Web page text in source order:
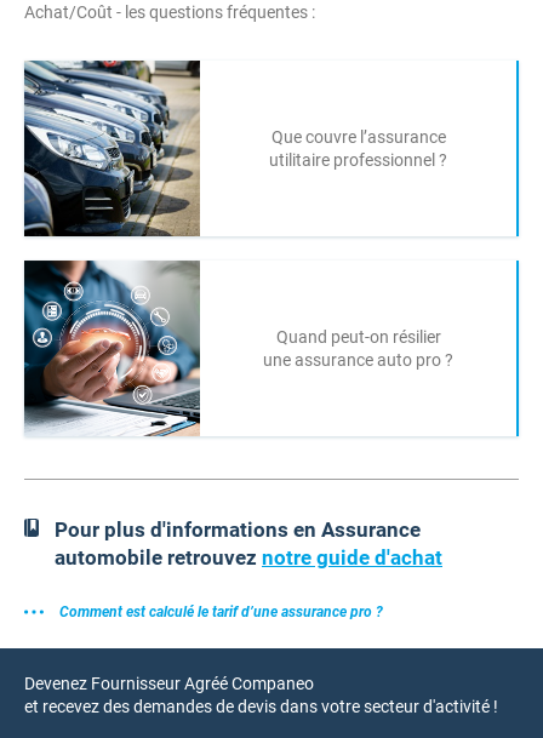
Achat/Coût - les questions fréquentes :
Que couvre l’assurance
utilitaire professionnel ?
Quand peut-on résilier
une assurance auto pro ?
Pour plus d'informations en Assurance
automobile retrouvez notre guide d'achat
Comment est calculé le tarif d’une assurance pro ?
Devenez Fournisseur Agréé Companeo
et recevez des demandes de devis dans votre secteur d'activité !